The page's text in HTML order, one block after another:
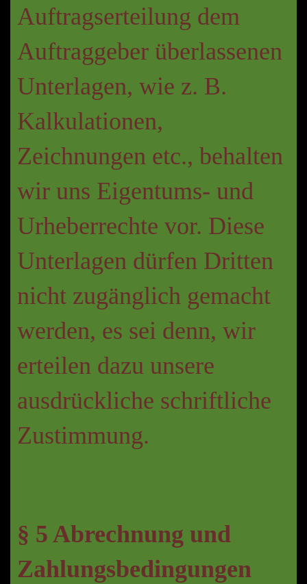
Auftragserteilung dem
Auftraggeber überlassenen
Unterlagen, wie z. B.
Kalkulationen,
Zeichnungen etc., behalten
wir uns Eigentums- und
Urheberrechte vor. Diese
Unterlagen dürfen Dritten
nicht zugänglich gemacht
werden, es sei denn, wir
erteilen dazu unsere
ausdrückliche schriftliche
Zustimmung.
§ 5 Abrechnung und
Zahlungsbedingungen